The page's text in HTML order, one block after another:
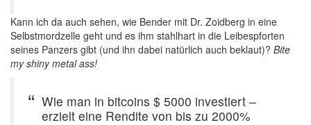
Kann ich da auch sehen, wie Bender mit Dr. Zoidberg in eine
Selbstmordzelle geht und es ihm stahlhart in die Leibespforten
seines Panzers gibt (und ihn dabei natürlich auch beklaut)? Bite
my shiny metal ass!
Wie man in bitcoins $ 5000 investiert –
erzielt eine Rendite von bis zu 2000%